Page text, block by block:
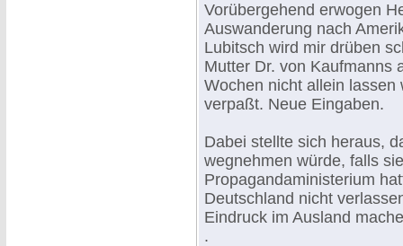
Vorübergehend erwogen
Auswanderung nach
Lubitsch wird mir drüben
Mutter Dr. von Kaufmanns
Wochen nicht allein lassen
verpaßt. Neue Eingaben.
Dabei stellte sich heraus,
wegnehmen würde, falls
Propagandaministerium
Deutschland nicht
Eindruck im Ausland
.